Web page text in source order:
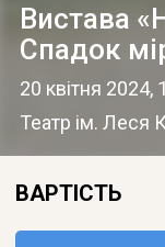
Вистава
Спадок
20 квітня 2024,
Театр ім. Леся
ВАРТІСТЬ